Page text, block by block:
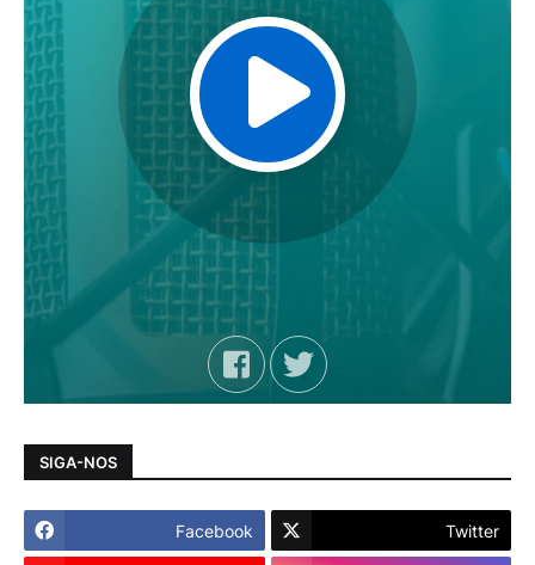
SIGA-NOS
Facebook Twitter